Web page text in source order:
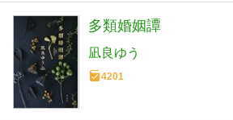
多類婚姻譚
凪良ゆう
4201